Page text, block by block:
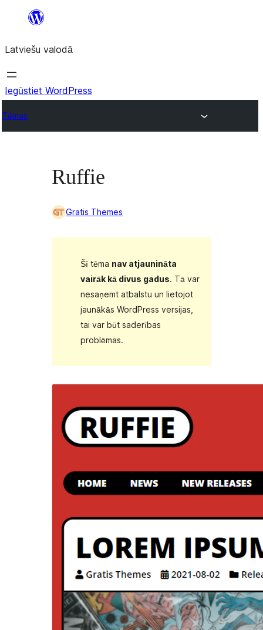
Pāriet
saturu
Latviešu valodā
Iegūstiet WordPress
Tēmas
Ruffie
Gratis Themes
Šī tēma nav atjaunināta
vairāk kā divus gadus. Tā var
nesaņemt atbalstu un lietojot
jaunākās WordPress versijas,
tai var būt saderības
problēmas.